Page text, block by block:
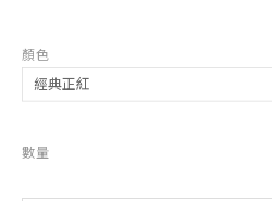
顏色
數量